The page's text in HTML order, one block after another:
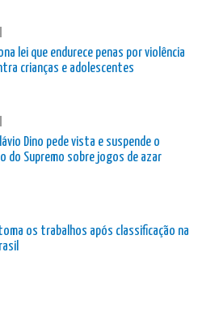
lei que endurece penas por violência
crianças e adolescentes
Dino pede vista e suspende o
do Supremo sobre jogos de azar
os trabalhos após classificação na